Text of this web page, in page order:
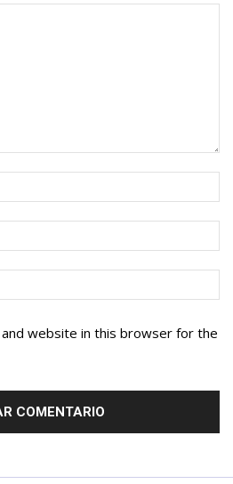
and website in this browser for the